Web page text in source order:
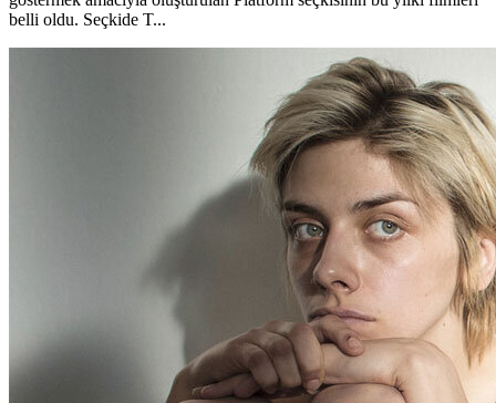
belli oldu. Seçkide T...